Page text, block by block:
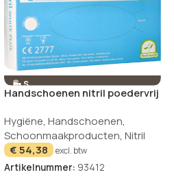
S
Handschoenen nitril poedervrij
maat S
Hygiëne, Handschoenen,
Schoonmaakproducten, Nitril
€54,38 excl. btw
Artikelnummer: 93412